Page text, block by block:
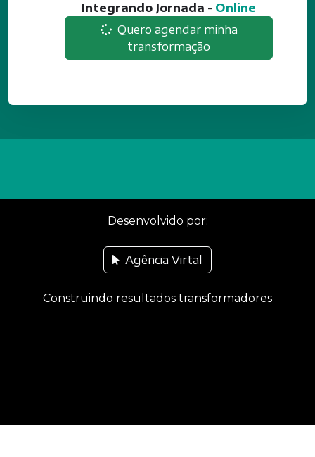
Integrando Jornada - Online
Quero agendar minha
transformação
Desenvolvido por:
Agência Virtal
Construindo resultados transformadores